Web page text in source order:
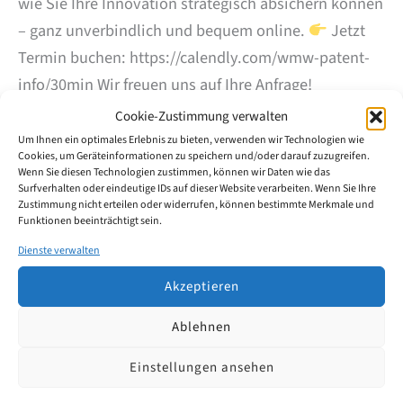
Cookie-Zustimmung verwalten
Um Ihnen ein optimales Erlebnis zu bieten, verwenden wir Technologien wie
Cookies, um Geräteinformationen zu speichern und/oder darauf zuzugreifen.
Wenn Sie diesen Technologien zustimmen, können wir Daten wie das
Surfverhalten oder eindeutige IDs auf dieser Website verarbeiten. Wenn Sie Ihre
Zustimmung nicht erteilen oder widerrufen, können bestimmte Merkmale und
Funktionen beeinträchtigt sein.
Dienste verwalten
Akzeptieren
Ablehnen
Einstellungen ansehen
– ganz unverbindlich und bequem online.
Jetzt
Termin buchen: https://calendly.com/wmw-patent-
info/30min Wir freuen uns auf Ihre Anfrage!
Kostenlose
Online-
Erstberatung
mit
einem
Patentanwalt
jetzt
buchbar!
Weiterlesen
Mai
7
EU-KMU-Fonds: Ab 2. Juni 2025